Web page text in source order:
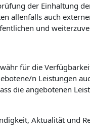
der Einhaltung
allenfalls auch
und
für die
n Leistungen
die angebotenen
Aktualität